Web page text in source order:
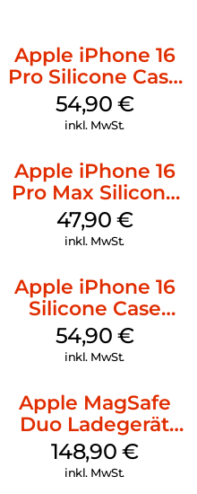
Apple iPhone 16
Pro Silicone Case
MagSafe Black
54,90 €
inkl. MwSt.
Apple iPhone 16
Pro Max Silicone
Case MagSafe
Black
47,90 €
inkl. MwSt.
Apple iPhone 16
Silicone Case
MagSafe Black
54,90 €
inkl. MwSt.
Apple MagSafe
Duo Ladegerät
Weiß
148,90 €
inkl. MwSt.